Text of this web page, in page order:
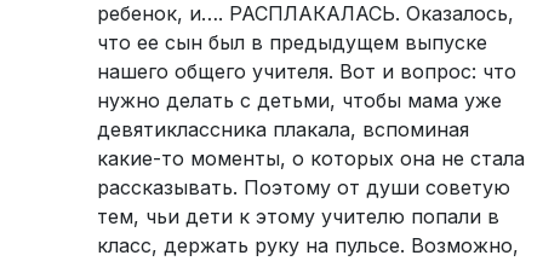
ребенок, и…. РАСПЛАКАЛАСЬ. Оказалось,
что ее сын был в предыдущем выпуске
нашего общего учителя. Вот и вопрос: что
нужно делать с детьми, чтобы мама уже
девятиклассника плакала, вспоминая
какие-то моменты, о которых она не стала
рассказывать. Поэтому от души советую
тем, чьи дети к этому учителю попали в
класс, держать руку на пульсе. Возможно,